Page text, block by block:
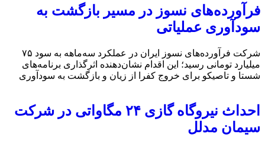
فرآورده‌های نسوز در مسیر بازگشت به
سودآوری عملیاتی
شرکت فرآورده‌های نسوز ایران در عملکرد سه‌ماهه به سود ۷۵
میلیارد تومانی رسید؛ این اقدام نشان‌دهنده اثرگذاری برنامه‌های
شستا و تاصیکو برای خروج کفرا از زیان و بازگشت به سودآوری
احداث نیروگاه گازی ۲۴ مگاواتی در شرکت
سیمان مدلل